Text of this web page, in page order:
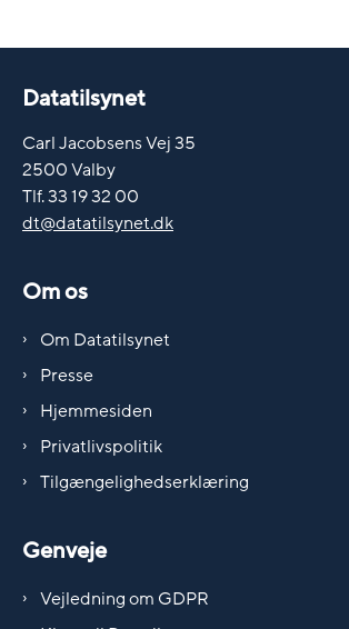
Datatilsynet
Carl Jacobsens Vej 35
2500 Valby
Tlf. 33 19 32 00
dt@datatilsynet.dk
Om os
Om Datatilsynet
Presse
Hjemmesiden
Privatlivspolitik
Tilgængelighedserklæring
Genveje
Vejledning om GDPR